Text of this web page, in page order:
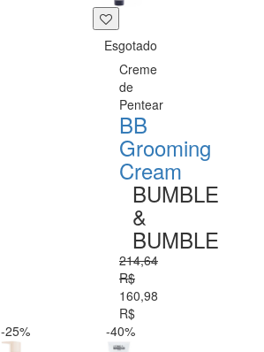
Esgotado
Creme
de
Pentear
BB
Grooming
Cream
BUMBLE
&
BUMBLE
214,64
R$
160,98
R$
-25%
-40%